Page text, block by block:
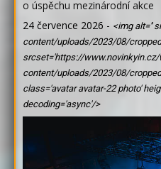
o úspěchu mezinárodní akce
24 července 2026 - <img alt=''
content/uploads/2023/08/
srcset='https://www.novinkyin.cz/
content/uploads/2023/08/
class='avatar avatar-22 photo'
decoding='async'/>